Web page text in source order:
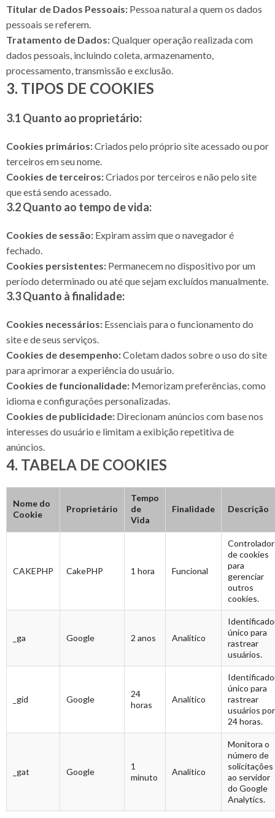
Titular de Dados Pessoais: Pessoa natural a quem os dados
pessoais se referem.
Tratamento de Dados:Qualquer operação realizada com
dados pessoais, incluindo coleta, armazenamento,
processamento, transmissão e exclusão.
3. TIPOS DE COOKIES
3.1 Quanto ao proprietário:
Cookies primários:Criados pelo próprio site acessado ou por
terceiros em seu nome.
Cookies de terceiros:Criados por terceiros e não pelo site
que está sendo acessado.
3.2 Quanto ao tempo de vida:
Cookies de sessão: Expiram assim que o navegador é
fechado.
Cookies persistentes: Permanecem no dispositivo por um
período determinado ou até que sejam excluídos manualmente.
3.3 Quanto à finalidade:
Cookies necessários: Essenciais para o funcionamento do
site e de seus serviços.
Cookies de desempenho:Coletam dados sobre o uso do site
para aprimorar a experiência do usuário.
Cookies de funcionalidade: Memorizam preferências, como
idioma e configurações personalizadas.
Cookies de publicidade: Direcionam anúncios com base nos
interesses do usuário e limitam a exibição repetitiva de
anúncios.
4. TABELA DE COOKIES
Nome do
Cookie
Proprietário
Tempo
de
Vida
Finalidade Descrição
CAKEPHP CakePHP 1 hora Funcional
Controlador
de cookies
para
gerenciar
outros
cookies.
_ga Google 2 anos Analítico
único para
rastrear
usuários.
_gid Google
24
horas
Analítico
único para
rastrear
usuários por
24 horas.
_gat Google
1
minuto
Analítico
Monitora o
número de
solicitações
ao servidor
do Google
Analytics.